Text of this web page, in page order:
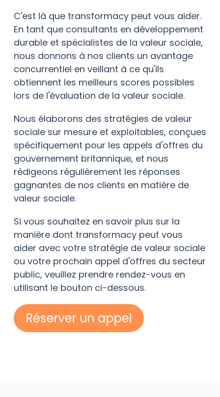
C'est là que transformacy peut vous aider.
En tant que consultants en développement
durable et spécialistes de la valeur sociale,
nous donnons à nos clients un avantage
concurrentiel en veillant à ce qu'ils
obtiennent les meilleurs scores possibles
lors de l'évaluation de la valeur sociale.
Nous élaborons des stratégies de valeur
sociale sur mesure et exploitables, conçues
spécifiquement pour les appels d'offres du
gouvernement britannique, et nous
rédigeons régulièrement les réponses
gagnantes de nos clients en matière de
valeur sociale.
Si vous souhaitez en savoir plus sur la
manière dont transformacy peut vous
aider avec votre stratégie de valeur sociale
ou votre prochain appel d'offres du secteur
public, veuillez prendre rendez-vous en
utilisant le bouton ci-dessous.